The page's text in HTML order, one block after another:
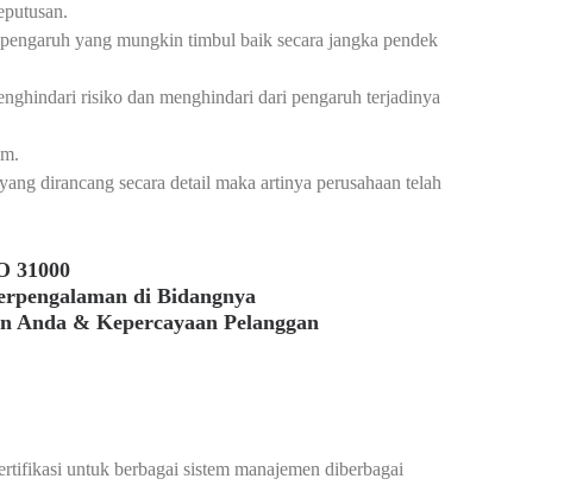
yang mungkin timbul baik secara jangka pendek
risiko dan menghindari dari pengaruh terjadinya
dirancang secara detail maka artinya perusahaan telah
31000
di Bidangnya
& Kepercayaan Pelanggan
untuk berbagai sistem manajemen diberbagai